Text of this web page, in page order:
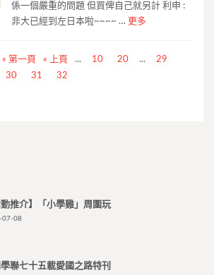
係一個嚴重的問題 但買俾自己就另計 利申 :
非大已經到左日本啦~~~~ … 更多
« 第一頁 « 上頁 ... 10 20 ...
29
30
31
32
動推介】「小學雞」周圍玩
07-08
聯七十五載愛國之路特刊